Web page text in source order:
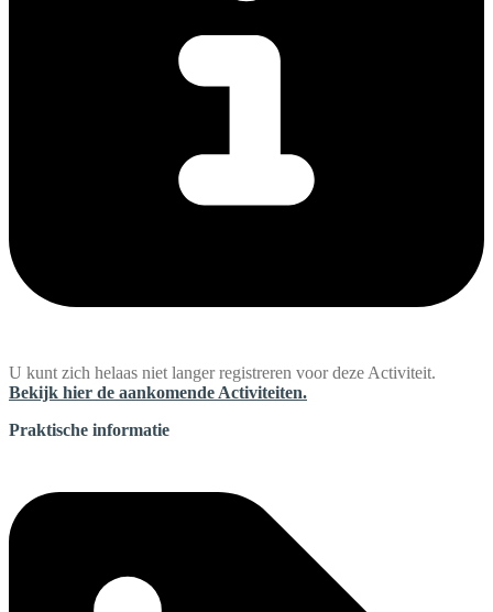
U kunt zich helaas niet langer registreren voor deze Activiteit.
Bekijk hier de aankomende Activiteiten.
Praktische informatie